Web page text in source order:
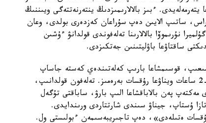
ءبىز بالالارىمىزدىڭ ينتەرنەتتەگى ويىننىڭ
راس، ساتىپ الايىن دەپ سۇراعان كەزدەرى بولدى، وعان
نۇرىموۆا بالالارىنا تەلەفوندى قولدانۋ ءۇشىن
ساقتاۋعا باۋليتىنىن جەتكىزدى.
قوسىمشاعا بارىپ كەلەتىندەي كەستە جاساپ
قويدىق. باسقا جۇمىس كۇندەرى مەن ساباق ۋاقىتىندا 1-2 ساعات ويناۋعا رۇقسات بەرەمىز. تەلەفون قولدانىپ،
پەن بالاباقشاعا الىپ بارۋ، ساباقتى تۇگەل
ۇستاپ، جيناۋ سىندى شارتتاردى ورىندايدى.
رۇقسات ەتىلەدى»، دەپ تاجىريبەسىمەن ءبولىستى ول.